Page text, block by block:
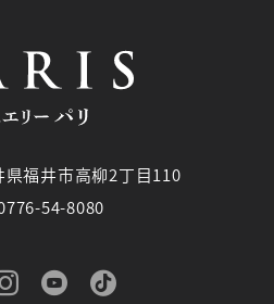
県福井市高柳2丁目110
54-8080